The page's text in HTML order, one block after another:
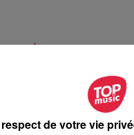
de votre vie